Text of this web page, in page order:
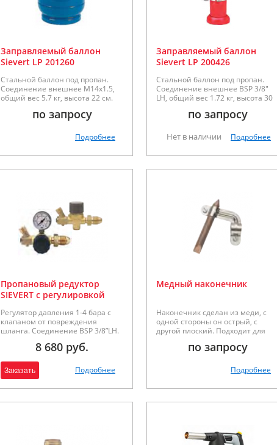
Заправляемый баллон
Sievert LP 201260
Стальной баллон под пропан.
Соединение внешнее М14х1.5,
общий вес 5.7 кг, высота 22 см.
по запросу
Подробнее
Заправляемый баллон
Sievert LP 200426
Стальной баллон под пропан.
Соединение внешнее BSP 3/8"
LH, общий вес 1.72 кг, высота 30
по запросу
Нет в наличии Подробнее
Пропановый редуктор
SIEVERT с регулировкой
утечки
Регулятор давления 1-4 бара с
клапаном от повреждения
шланга. Соединение BSP 3/8”LH.
8 680 руб.
Заказать Подробнее
Медный наконечник
Наконечник сделан из меди, с
одной стороны он острый, с
другой плоский. Подходит для
по запросу
Подробнее